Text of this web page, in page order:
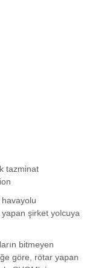
tazminat
şirket yolcuya
bitmeyen
göre, rötar yapan